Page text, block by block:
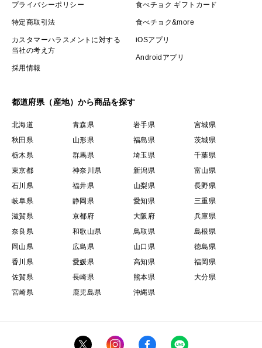
プライバシーポリシー
特定商取引法
カスタマーハラスメントに対する
当社の考え方
採用情報
食べチョク ギフトカード
食べチョク&more
iOSアプリ
Androidアプリ
都道府県（産地）から商品を探す
北海道 青森県 岩手県
宮城県
秋田県
山形県 福島県
茨城県
栃木県
群馬県 埼玉県
千葉県
東京都
神奈川県 新潟県
富山県
石川県
福井県 山梨県
長野県
岐阜県
静岡県 愛知県
三重県
滋賀県
京都府 大阪府
兵庫県
奈良県
和歌山県 鳥取県
島根県
岡山県
広島県 山口県
徳島県
香川県
愛媛県 高知県
福岡県
佐賀県
長崎県 熊本県
大分県
宮崎県
鹿児島県 沖縄県